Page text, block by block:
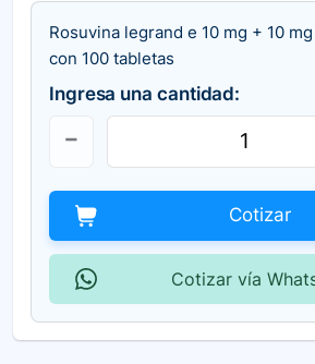
Rosuvina legrand e 10 mg + 10
con 100 tabletas
Ingresa una cantidad:
Cotizar
Cotizar vía